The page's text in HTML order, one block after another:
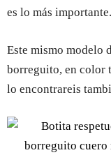
es lo más importante.
Este mismo modelo
borreguito, en color
lo encontrareis